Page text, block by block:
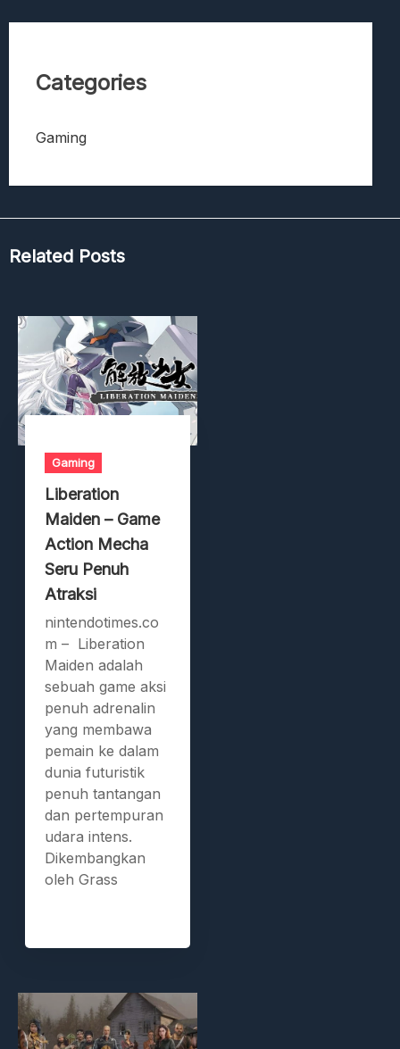
Categories
Gaming
Related Posts
Gaming
Liberation
Maiden – Game
Action Mecha
Seru Penuh
Atraksi
nintendotimes.co
m – Liberation
Maiden adalah
sebuah game aksi
penuh adrenalin
yang membawa
pemain ke dalam
dunia futuristik
penuh tantangan
dan pertempuran
udara intens.
Dikembangkan
oleh Grass